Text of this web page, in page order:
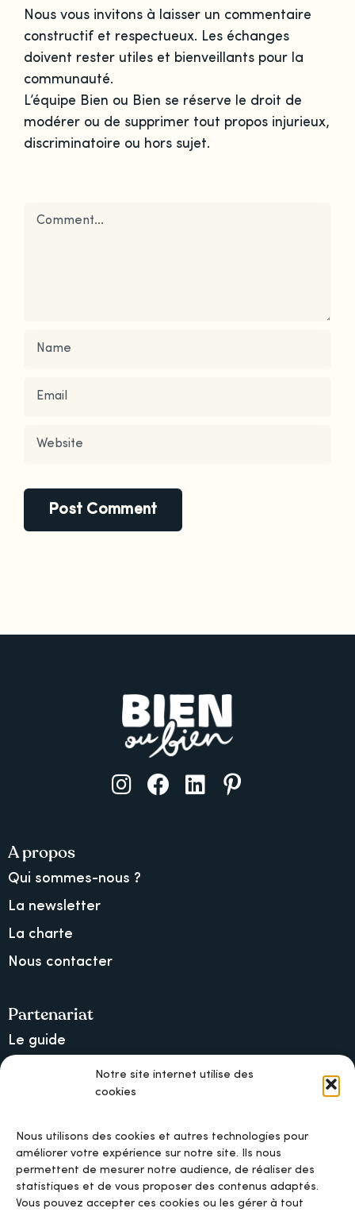
Notre site internet utilise des
cookies
Nous utilisons des cookies et autres technologies pour
améliorer votre expérience sur notre site. Ils nous
permettent de mesurer notre audience, de réaliser des
statistiques et de vous proposer des contenus adaptés.
Vous pouvez accepter ces cookies ou les gérer à tout
Nous vous invitons à laisser un commentaire
constructif et respectueux. Les échanges
doivent rester utiles et bienveillants pour la
communauté.
L’équipe Bien ou Bien se réserve le droit de
modérer ou de supprimer tout propos injurieux,
discriminatoire ou hors sujet.
Comment
A propos
Qui sommes-nous ?
La newsletter
La charte
Nous contacter
Partenariat
Le guide
Lancer une collecte sur Ulule
MAIF, l’assureur militant
Mentions légales